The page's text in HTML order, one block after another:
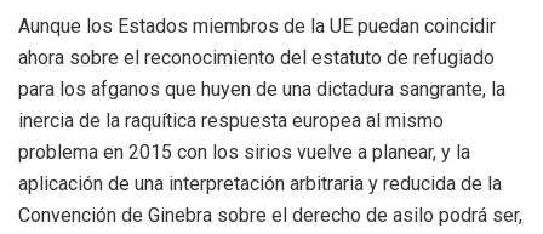
Aunque los Estados miembros de la UE puedan coincidir
ahora sobre el reconocimiento del estatuto de refugiado
para los afganos que huyen de una dictadura sangrante, la
inercia de la raquítica respuesta europea al mismo
problema en 2015 con los sirios vuelve a planear, y la
aplicación de una interpretación arbitraria y reducida de la
Convención de Ginebra sobre el derecho de asilo podrá ser,